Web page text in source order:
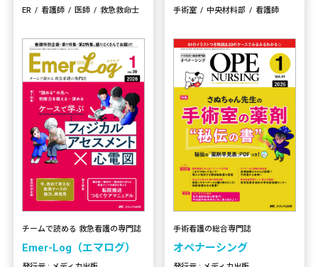
ER 看護師 医師 救急救命士
チームで読める 救急看護の専門誌
Emer-Log（エマログ）
手術室 中央材料部 看護師
手術看護の総合専門誌
オペナーシング